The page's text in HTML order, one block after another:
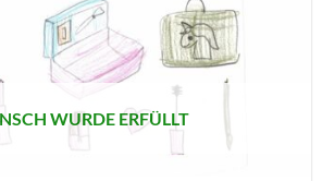
MERKLISTE
SETZEN
WURDE ERFÜLLT